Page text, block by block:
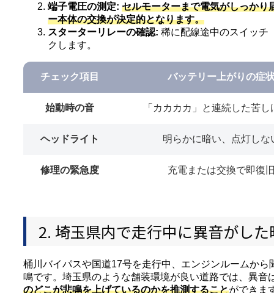
端子電圧の測定: セルモーターまで電気がしっかり
ー本体の交換が決定的となります。
スターターリレーの確認: 稀に配線途中のスイッチ
クします。
チェック項目 バッテリー上がりの症
始動時の音 「カカカカ」と連続した苦し
ヘッドライト 明らかに暗い、点灯しな
修理の緊急度 充電または交換で即復
2. 埼玉県内で走行中に異音がし
桶川バイパスや国道17号を走行中、エンジンルームか
鳴です。埼玉県のような舗装環境が良い道路では、異音
のどこが悲鳴を上げているのかを推測することができま